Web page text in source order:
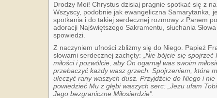
Drodzy Moi! Chrystus dzisiaj pragnie spotkać się z
Wszyscy, podobnie jak ewangeliczna Samarytanka,
spotkania i do takiej serdecznej rozmowy z Panem
adoracji Najświętszego Sakramentu, słuchania
spowiedzi.
Z naczyniem ufności zbliżmy się do Niego. Papież
słowami serdecznej zachęty:
„Nie bójcie się
miłości i pozwólcie, aby On ogarnął was swoim
przebaczyć każdy wasz grzech. Spojrzeniem, które
uleczyć rany waszych dusz. Przyjdźcie do Niego i
powiedzieć Mu z głębi waszych serc: „Jezu ufam
Jego bezgraniczne Miłosierdzie”.